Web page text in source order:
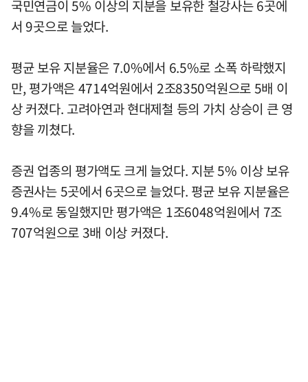
국민연금이 5% 이상의 지분을 보유한 철강사는 6곳에
서 9곳으로 늘었다.
평균 보유 지분율은 7.0%에서 6.5%로 소폭 하락했지
만, 평가액은 4714억원에서 2조8350억원으로 5배 이
상 커졌다. 고려아연과 현대제철 등의 가치 상승이 큰 영
향을 끼쳤다.
증권 업종의 평가액도 크게 늘었다. 지분 5% 이상 보유
증권사는 5곳에서 6곳으로 늘었다. 평균 보유 지분율은
9.4%로 동일했지만 평가액은 1조6048억원에서 7조
707억원으로 3배 이상 커졌다.